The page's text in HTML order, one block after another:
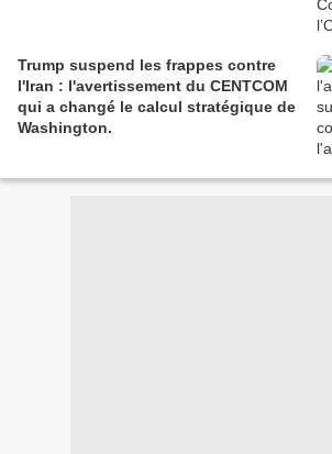
Trump suspend les frappes contre
l'Iran : l'avertissement du CENTCOM
qui a changé le calcul stratégique de
Washington.